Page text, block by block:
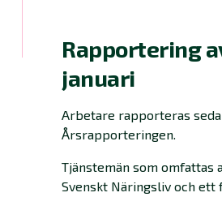
Rapportering
januari
Arbetare rapporteras
Årsrapporteringen.
Tjänstemän som
Svenskt Näringsliv och ett